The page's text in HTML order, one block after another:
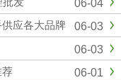
06-04
06-03
应各大品牌
06-03
06-01
荐